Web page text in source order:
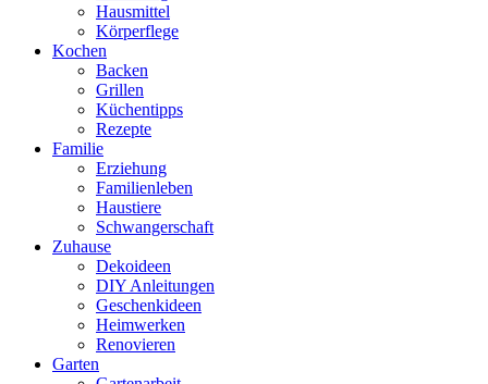
Hausmittel
Körperflege
Kochen
Backen
Grillen
Küchentipps
Rezepte
Familie
Erziehung
Familienleben
Haustiere
Schwangerschaft
Zuhause
Dekoideen
DIY Anleitungen
Geschenkideen
Heimwerken
Renovieren
Garten